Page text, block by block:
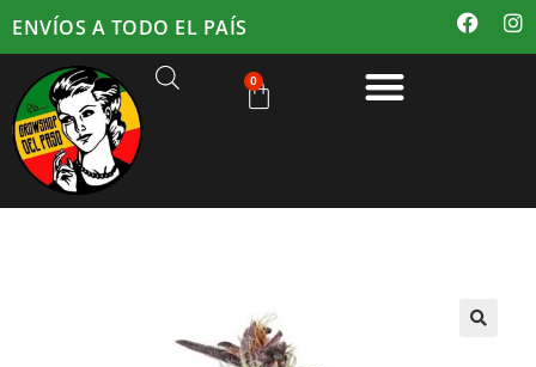
ENVÍOS A TODO EL PAÍS
0